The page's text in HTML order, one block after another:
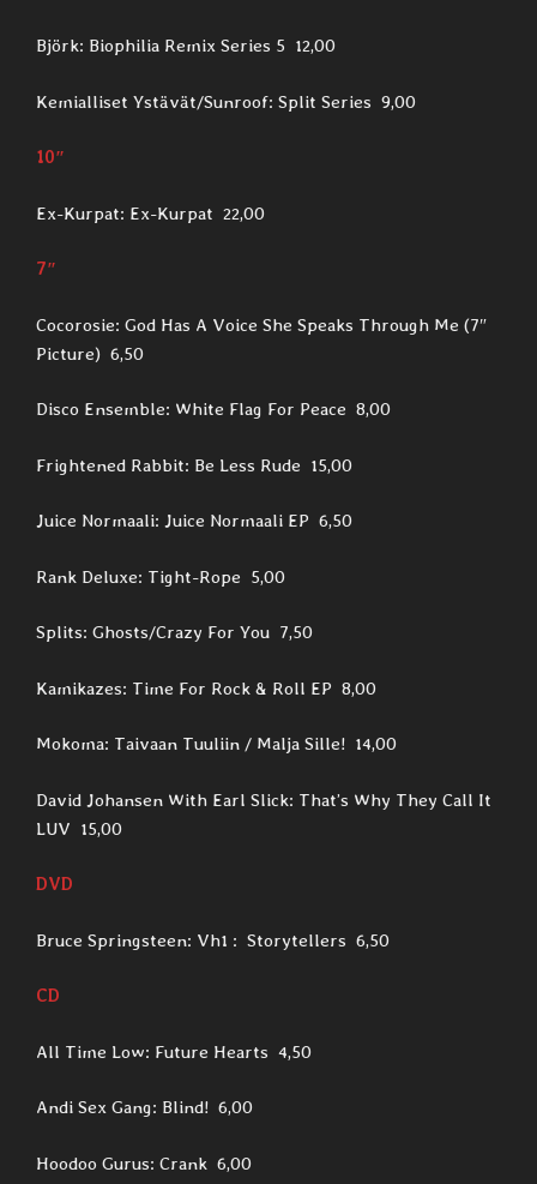
Björk: Biophilia Remix Series 5 12,00
Kemialliset Ystävät/Sunroof: Split Series 9,00
10″
Ex-Kurpat: Ex-Kurpat 22,00
7″
Cocorosie: God Has A Voice She Speaks Through Me (7″
Picture) 6,50
Disco Ensemble: White Flag For Peace 8,00
Frightened Rabbit: Be Less Rude 15,00
Juice Normaali: Juice Normaali EP 6,50
Rank Deluxe: Tight-Rope 5,00
Splits: Ghosts/Crazy For You 7,50
Kamikazes: Time For Rock & Roll EP 8,00
Mokoma: Taivaan Tuuliin / Malja Sille! 14,00
David Johansen With Earl Slick: That’s Why They Call It
LUV 15,00
DVD
Bruce Springsteen: Vh1 : Storytellers 6,50
CD
All Time Low: Future Hearts 4,50
Andi Sex Gang: Blind! 6,00
Hoodoo Gurus: Crank 6,00